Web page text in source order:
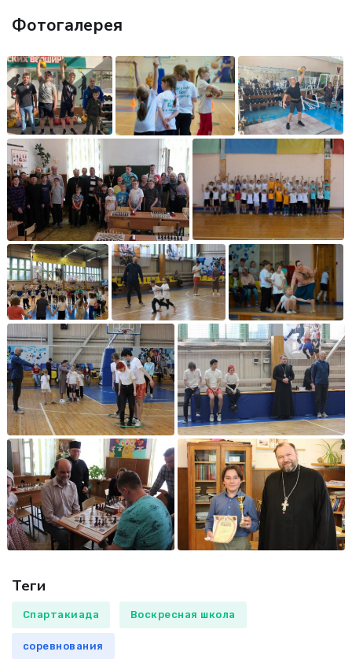
Фотогалерея
Теги
Спартакиада Воскресная школа
соревнования